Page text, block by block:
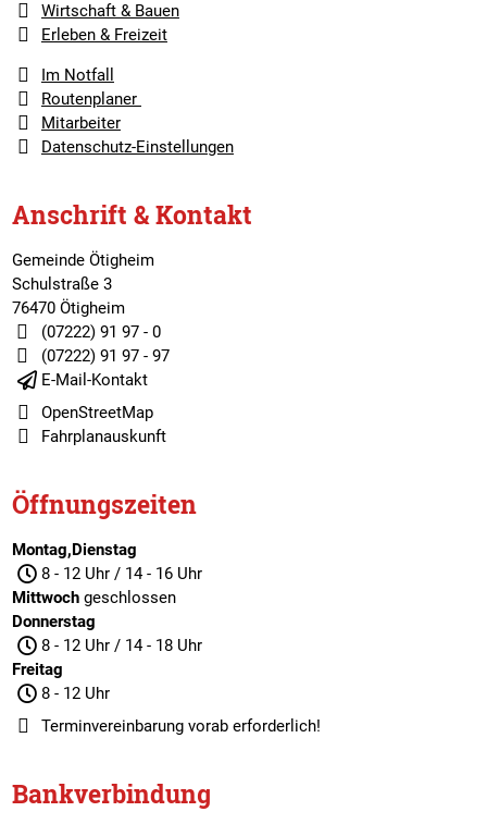
Wirtschaft & Bauen
Erleben & Freizeit
Im Notfall
Routenplaner
Mitarbeiter
Datenschutz-Einstellungen
Anschrift & Kontakt
Gemeinde Ötigheim
Schulstraße 3
76470 Ötigheim
(07222) 91 97 - 0
(07222) 91 97 - 97
E-Mail-Kontakt
OpenStreetMap
Fahrplanauskunft
Öffnungszeiten
Montag,Dienstag
8 - 12 Uhr / 14 - 16 Uhr
Mittwochgeschlossen
Donnerstag
8 - 12 Uhr / 14 - 18 Uhr
Freitag
8 - 12 Uhr
Terminvereinbarungvorab erforderlich!
Bankverbindung